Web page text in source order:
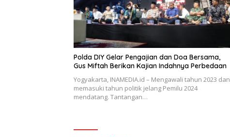
Polda DIY Gelar Pengajian dan Doa Bersama,
Gus Miftah Berikan Kajian Indahnya Perbedaan
Yogyakarta, INAMEDIA.id – Mengawali tahun 2023 dan
memasuki tahun politik jelang Pemilu 2024
mendatang. Tantangan…